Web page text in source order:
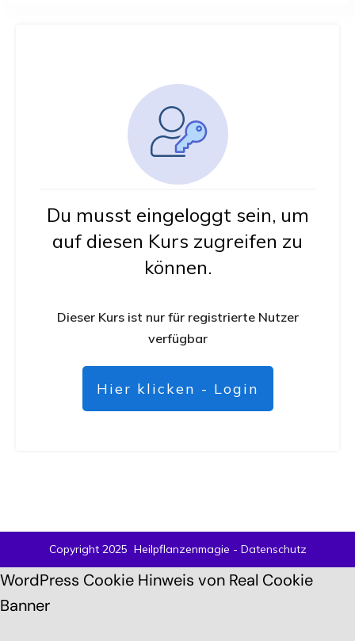
Du musst eingeloggt sein, um
auf diesen Kurs zugreifen zu
können.
Dieser Kurs ist nur für registrierte Nutzer
verfügbar
Hier klicken - Login
Copyright 2025 Heilpflanzenmagie - Datenschutz
WordPress Cookie Hinweis von Real Cookie
Banner